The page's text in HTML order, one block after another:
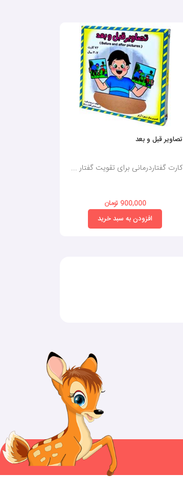
تصاویر قبل و بعد
کارت گفتاردرمانی برای تقویت گفتار ...
900,000 تومان
افزودن به سبد خرید